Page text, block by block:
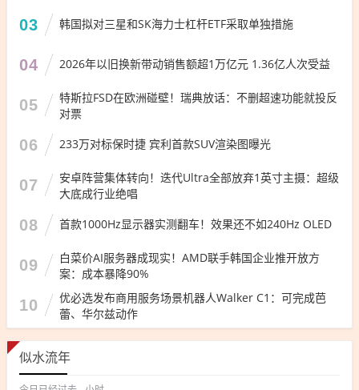
03 韩国拟对三星和SK海力士杠杆ETF采取单独措施
04 2026年以旧换新带动销售额超1万亿元 1.36亿人次受益
05
特斯拉FSD在欧洲碰壁！瑞典放话：不删超速功能就投反
对票
06 233万对标保时捷 宾利首款SUV渲染图曝光
07
安卓阵营集体转向！迭代Ultra全部放弃1英寸主摄：超级
大底成行业绝唱
08 首款1000Hz显示器实测翻车！效果还不如240Hz OLED
09
白菜价AI服务器成现实！AMD联手韩国企业推开放方
案：成本暴降90%
10
优必选发布商用服务场景机器人Walker C1：可完成芭
蕾、华尔兹动作
似水流年